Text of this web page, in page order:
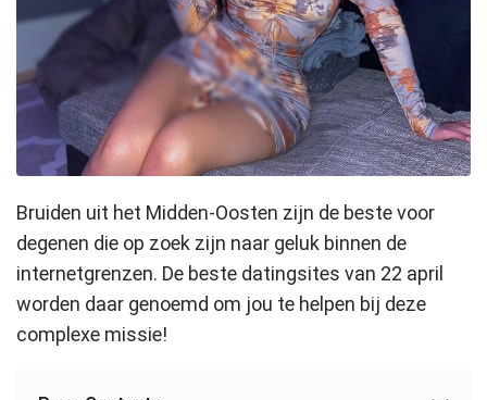
Bruiden uit het Midden-Oosten zijn de beste voor
degenen die op zoek zijn naar geluk binnen de
internetgrenzen. De beste datingsites van 22 april
worden daar genoemd om jou te helpen bij deze
complexe missie!